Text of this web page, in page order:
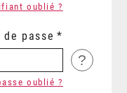
oublié ?
de passe
?
oublié ?